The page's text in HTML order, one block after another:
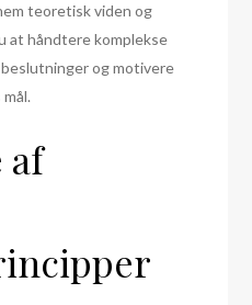
teoretisk viden og
at håndtere komplekse
og motivere
af